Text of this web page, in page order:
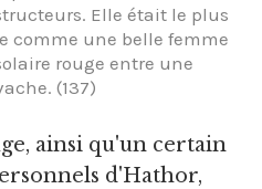
Elle était le plus
comme une belle femme
rouge entre une
(137)
ainsi qu'un certain
d'Hathor,